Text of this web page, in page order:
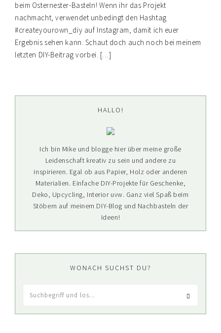
beim Osternester-Basteln! Wenn ihr das Projekt
nachmacht, verwendet unbedingt den Hashtag
#createyourown_diy auf Instagram, damit ich euer
Ergebnis sehen kann. Schaut doch auch noch bei meinem
letzten DIY-Beitrag vorbei. […]
Seitenspalte
HALLO!
Ich bin Mike und blogge hier über meine große
Leidenschaft kreativ zu sein und andere zu
inspirieren. Egal ob aus Papier, Holz oder anderen
Materialien. Einfache DIY-Projekte für Geschenke,
Deko, Upcycling, Interior uvw. Ganz viel Spaß beim
Stöbern auf meinem DIY-Blog und Nachbasteln der
Ideen!
WONACH SUCHST DU?
los...